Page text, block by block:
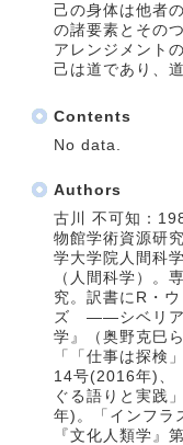
己の身体は他者
の諸要素とその
アレンジメント
己は道であり、
Contents
No data.
Authors
古川 不可知：
物館学術資源研
学大学院人間科
（人間科学）。
究。訳書にR・
ズ ――シベリア
学』（奥野克巳
「「仕事は探検
14号(2016年)、
ぐる語りと実践
年)。「インフラ
『文化人類学』